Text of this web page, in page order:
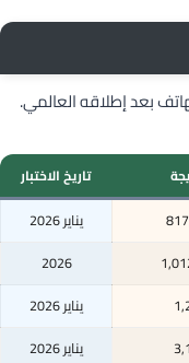
بعد إطلاقه العالمي.
تاريخ الاختبار
يناير 2026
2026
يناير 2026
يناير 2026